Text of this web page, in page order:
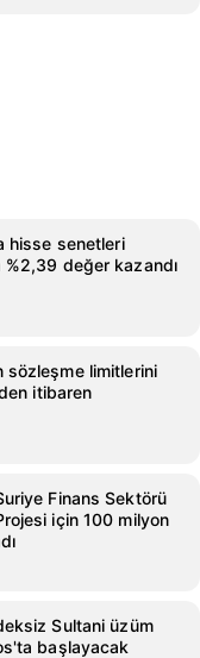
hisse senetleri
değer kazandı
sözleşme limitlerini
itibaren
Finans Sektörü
için 100 milyon
Sultani üzüm
başlayacak